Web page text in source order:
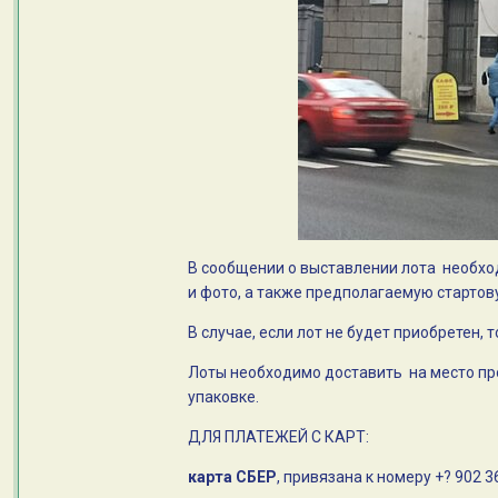
В сообщении о выставлении лота
и фото, а также предполагаемую
В случае, если лот не будет приобретен,
Лоты необходимо доставить на место
упаковке.
ДЛЯ ПЛАТЕЖЕЙ С КАРТ:
карта СБЕР, привязана к номеру +? 902